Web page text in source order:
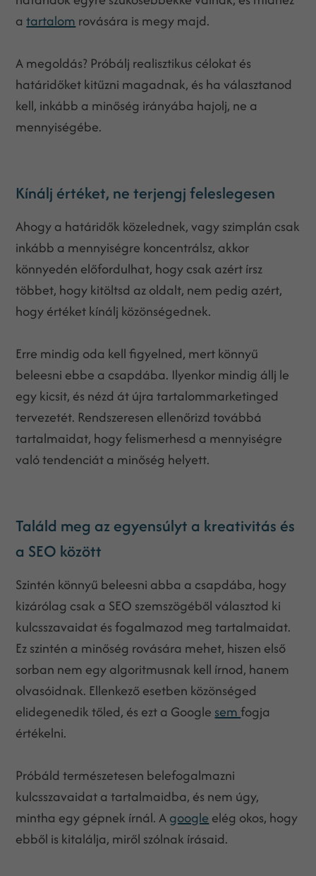
atartalom rovására is megy majd.
A megoldás? Próbálj realisztikus célokat és
határidőket kitűzni magadnak, és ha választanod
kell, inkább a minőség irányába hajolj, ne a
mennyiségébe.
Kínálj értéket, ne terjengj feleslegesen
Ahogy a határidők közelednek, vagy szimplán csak
inkább a mennyiségre koncentrálsz, akkor
könnyedén előfordulhat, hogy csak azért írsz
többet, hogy kitöltsd az oldalt, nem pedig azért,
hogy értéket kínálj közönségednek.
Erre mindig oda kell figyelned, mert könnyű
beleesni ebbe a csapdába. Ilyenkor mindig állj le
egy kicsit, és nézd át újra tartalommarketinged
tervezetét. Rendszeresen ellenőrizd továbbá
tartalmaidat, hogy felismerhesd a mennyiségre
való tendenciát a minőség helyett.
Találd meg az egyensúlyt a kreativitás és
a SEO között
Szintén könnyű beleesni abba a csapdába, hogy
kizárólag csak a SEO szemszögéből választod ki
kulcsszavaidat és fogalmazod meg tartalmaidat.
Ez szintén a minőség rovására mehet, hiszen első
sorban nem egy algoritmusnak kell írnod, hanem
olvasóidnak. Ellenkező esetben közönséged
elidegenedik tőled, és ezt a Google semfogja
értékelni.
Próbáld természetesen belefogalmazni
kulcsszavaidat a tartalmaidba, és nem úgy,
mintha egy gépnek írnál. Agoogle elég okos, hogy
ebből is kitalálja, miről szólnak írásaid.